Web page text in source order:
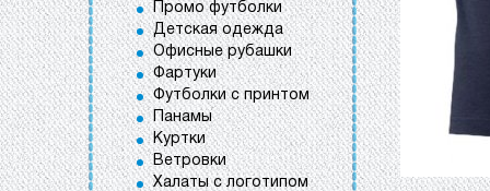
Промо футболки
Детская одежда
Офисные рубашки
Фартуки
Футболки с принтом
Панамы
Куртки
Ветровки
Халаты с логотипом